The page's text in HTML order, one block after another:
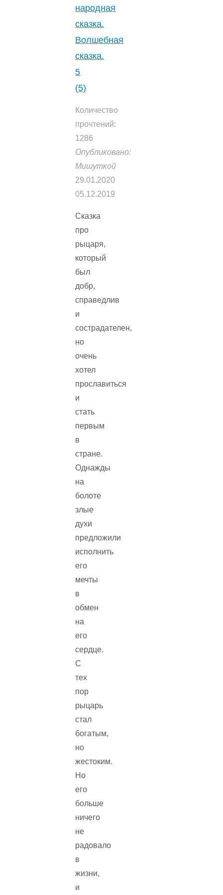
народная
сказка.
Волшебная
сказка.
5
(5)
Количество
прочтений:
1286
Опубликовано:
Мишуткой
29.01.2020
05.12.2019
Сказка
про
рыцаря,
который
был
добр,
справедлив
и
сострадателен,
но
очень
хотел
прославиться
и
стать
первым
в
стране.
Однажды
на
болоте
злые
духи
предложили
исполнить
его
мечты
в
обмен
на
его
сердце.
С
тех
пор
рыцарь
стал
богатым,
но
жестоким.
Но
его
больше
ничего
не
радовало
в
жизни,
и